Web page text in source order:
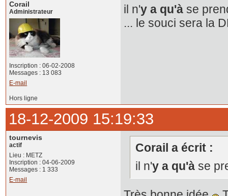
Corail
Administrateur
Inscription : 06-02-2008
Messages : 13 083
E-mail
il n'y a qu'àse
... le souci sera la
Hors ligne
18-12-2009 15:19:33
tournevis
actif
Lieu : METZ
Inscription : 04-06-2009
Messages : 1 333
E-mail
Corail a écrit :
il n'y a qu'àse